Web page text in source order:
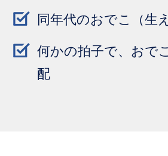
同年代のおでこ（生
何かの拍子で、おで
配